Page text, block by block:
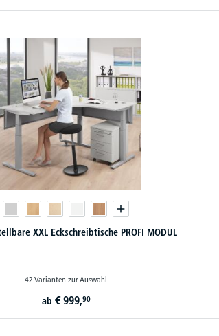
XXL Eckschreibtische PROFI MODUL
42 Varianten zur Auswahl
ab € 999,90